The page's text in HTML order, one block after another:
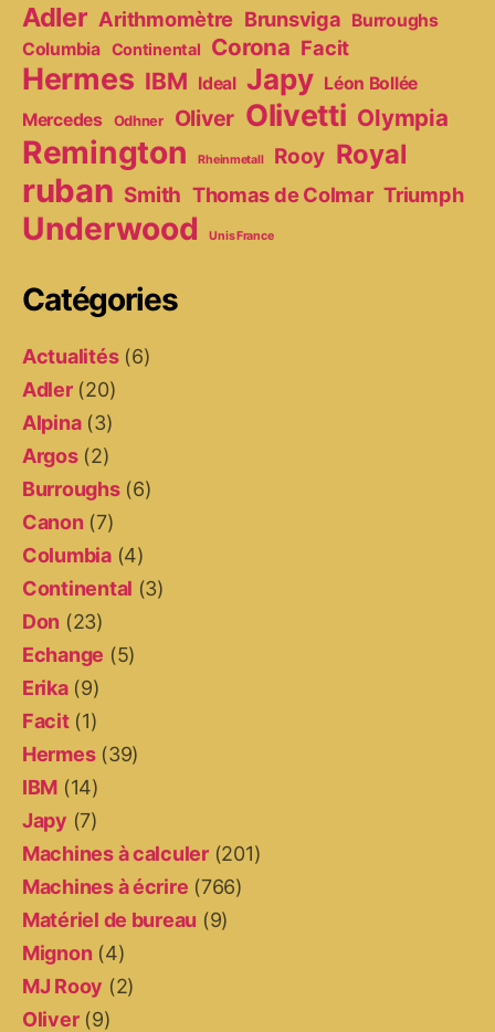
Adler Arithmomètre Brunsviga Burroughs
Columbia Continental Corona Facit
Hermes IBM Ideal Japy Léon Bollée
Mercedes
Odhner Oliver Olivetti Olympia
Remington Rheinmetall Rooy Royal
ruban Smith Thomas de Colmar Triumph
Underwood Unis France
Catégories
Actualités(6)
Adler(20)
Alpina(3)
Argos(2)
Burroughs(6)
Canon (7)
Columbia(4)
Continental (3)
Don (23)
Echange (5)
Erika(9)
Facit(1)
Hermes(39)
IBM (14)
Japy (7)
Machines à calculer(201)
Machines à écrire (766)
Matériel de bureau (9)
Mignon (4)
MJ Rooy (2)
Oliver(9)